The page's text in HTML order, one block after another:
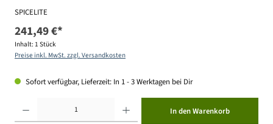
SPICELITE
241,49 €*
Inhalt: 1 Stück
Preise inkl. MwSt. zzgl. Versandkosten
Sofort verfügbar, Lieferzeit: In 1 - 3 Werktagen bei Dir
In den Warenkorb